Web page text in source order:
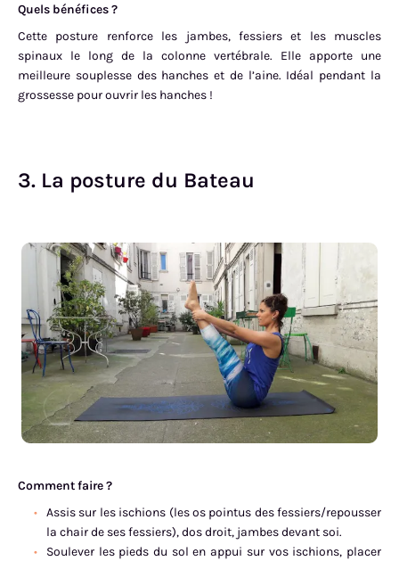
Quels bénéfices ?
Cette posture renforce les jambes, fessiers et les muscles
spinaux le long de la colonne vertébrale. Elle apporte une
meilleure souplesse des hanches et de l’aine. Idéal pendant la
grossesse pour ouvrir les hanches !
3. La posture du Bateau
Comment faire ?
Assis sur les ischions (les os pointus des fessiers/repousser
la chair de ses fessiers), dos droit, jambes devant soi.
Soulever les pieds du sol en appui sur vos ischions, placer